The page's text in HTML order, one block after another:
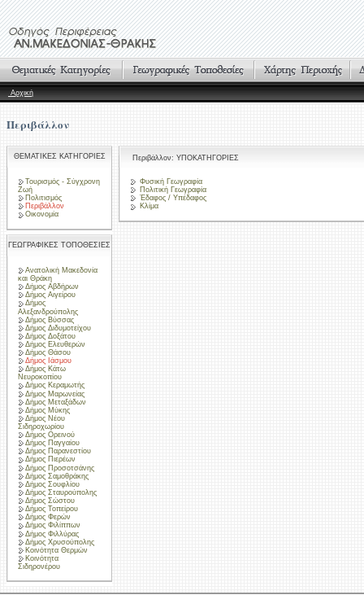
Αρχική
Περιβάλλον
ΘΕΜΑΤΙΚΕΣ ΚΑΤΗΓΟΡΙΕΣ
Τουρισμός - Σύγχρονη
Ζωή
Πολιτισμός
Περιβάλλον
Οικονομία
ΓΕΩΓΡΑΦΙΚΕΣ ΤΟΠΟΘΕΣΙΕΣ
Ανατολική Μακεδονία
και Θράκη
Δήμος Αβδήρων
Δήμος Αιγείρου
Δήμος
Αλεξανδρούπολης
Δήμος Βύσσας
Δήμος Διδυμοτείχου
Δήμος Δοξάτου
Δήμος Ελευθερών
Δήμος Θάσου
Δήμος Ιάσμου
Δήμος Κάτω
Νευροκοπίου
Δήμος Κεραμωτής
Δήμος Μαρωνείας
Δήμος Μεταξάδων
Δήμος Μύκης
Δήμος Νέου
Σιδηροχωρίου
Δήμος Ορεινού
Δήμος Παγγαίου
Δήμος Παρανεστίου
Δήμος Πιερέων
Δήμος Προσοτσάνης
Δήμος Σαμοθράκης
Δήμος Σουφλίου
Δήμος Σταυρούπολης
Δήμος Σώστου
Δήμος Τοπείρου
Δήμος Φερών
Δήμος Φιλίππων
Δήμος Φιλλύρας
Δήμος Χρυσούπολης
Κοινότητα Θερμών
Κοινότητα
Σιδηρονέρου
Περιβάλλον: ΥΠΟΚΑΤΗΓΟΡΙΕΣ
Φυσική Γεωγραφία
Πολιτική Γεωγραφία
Έδαφος / Υπέδαφος
Κλίμα